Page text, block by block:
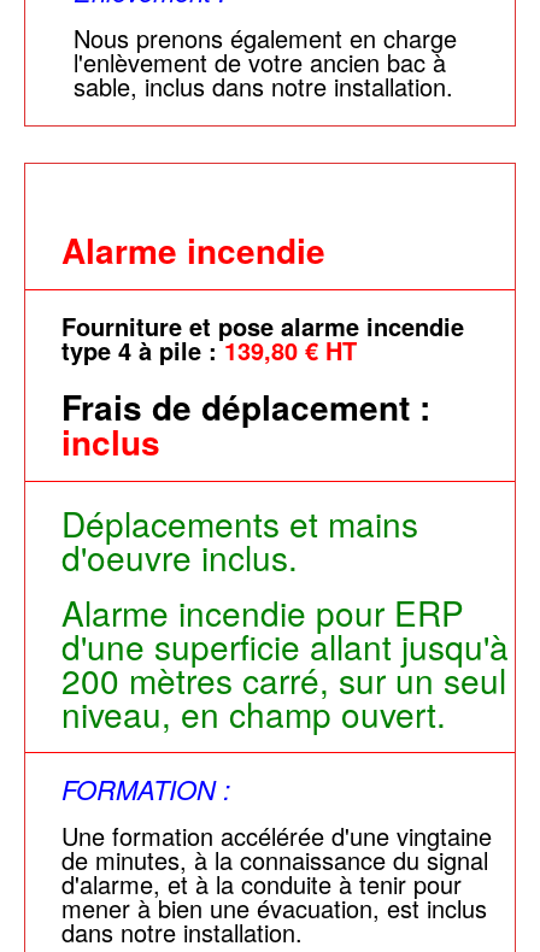
Nous prenons également en charge
l'enlèvement de votre ancien bac à
sable, inclus dans notre installation.
Alarme incendie
Fourniture et pose alarme incendie
type 4 à pile :139,80 € HT
Frais de déplacement :
inclus
Déplacements et mains
d'oeuvre inclus.
Alarme incendie pour ERP
d'une superficie allant jusqu'à
200 mètres carré, sur un seul
niveau, en champ ouvert.
FORMATION :
Une formation accélérée d'une vingtaine
de minutes, à la connaissance du signal
d'alarme, et à la conduite à tenir pour
mener à bien une évacuation, est inclus
dans notre installation.